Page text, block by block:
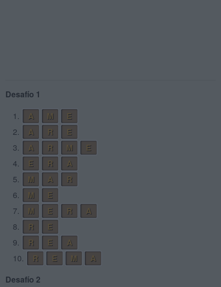
Desafío 1
1.
A M
E
2.
A R
E
3.
A R M
E
4.
E R
A
5.
M A
R
6.
M
E
7.
M E R
A
8.
R
E
9.
R E
A
10.
R E M
A
Desafío 2